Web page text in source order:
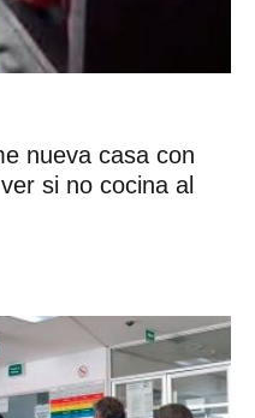
nueva casa con
si no cocina al